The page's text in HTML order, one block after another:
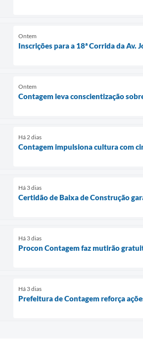
Ontem
Inscrições para a 18ª Corrida da Av.
Ontem
Contagem leva conscientização
Há 2 dias
Contagem impulsiona cultura com
Há 3 dias
Certidão de Baixa de Construção
Há 3 dias
Procon Contagem faz mutirão
Há 3 dias
Prefeitura de Contagem reforça